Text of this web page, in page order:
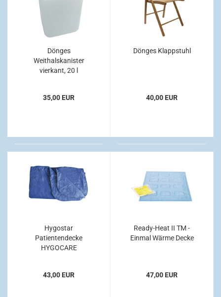
Dönges
Weithalskanister
vierkant, 20 l
35,00 EUR
Dönges Klappstuhl
40,00 EUR
Hygostar
Patientendecke
HYGOCARE
Stück
43,00 EUR
Ready-Heat II TM -
Einmal Wärme Decke
47,00 EUR